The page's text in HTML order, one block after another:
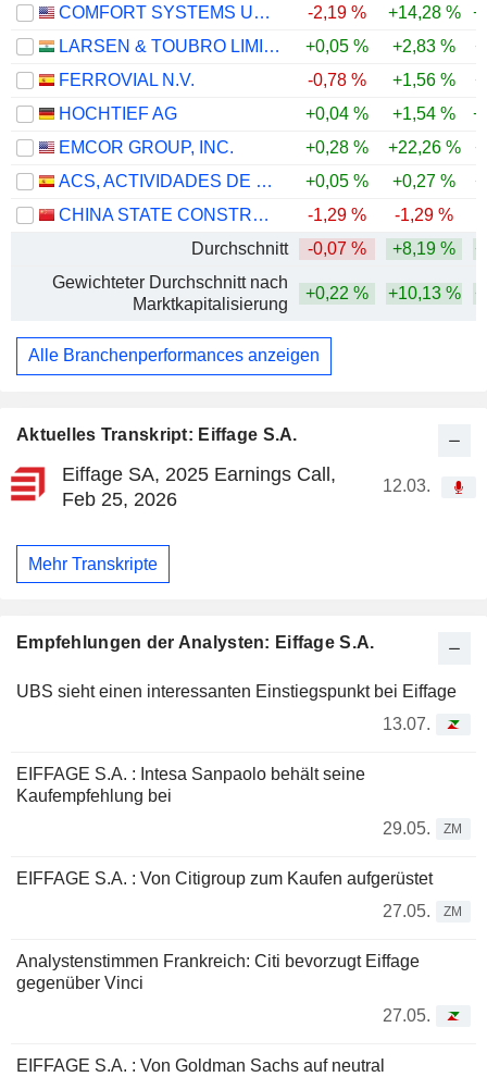
Aktuelles Transkript: Eiffage S.A.
Eiffage SA, 2025 Earnings Call,
Feb 25, 2026
12.03.
Mehr Transkripte
Empfehlungen der Analysten: Eiffage S.A.
UBS sieht einen interessanten Einstiegspunkt bei Eiffage
13.07.
EIFFAGE S.A. : Intesa Sanpaolo behält seine
Kaufempfehlung bei
29.05.
ZM
EIFFAGE S.A. : Von Citigroup zum Kaufen aufgerüstet
27.05.
ZM
Analystenstimmen Frankreich: Citi bevorzugt Eiffage
gegenüber Vinci
27.05.
EIFFAGE S.A. : Von Goldman Sachs auf neutral
COMFORT SYSTEMS USA, INC. -2,19 % +14,28 %
LARSEN & TOUBRO LIMITED
+0,05 % +2,83 %
FERROVIAL N.V.
-0,78 % +1,56 %
HOCHTIEF AG
+0,04 % +1,54 %
EMCOR GROUP, INC.
+0,28 % +22,26 %
ACS, ACTIVIDADES DE CONSTRUCCIÓN Y SERVICIOS, S.A.
+0,05 % +0,27 %
CHINA STATE CONSTRUCTION ENGINEERING CORPORATION LIMITED
-1,29 % -1,29 %
Durchschnitt
-0,07 % +8,19 %
Gewichteter Durchschnitt nach
Marktkapitalisierung
+0,22 % +10,13 %
Alle Branchenperformances anzeigen